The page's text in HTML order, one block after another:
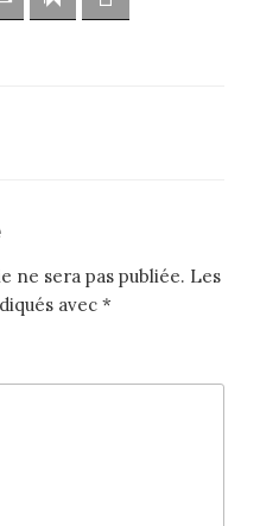
ne sera pas publiée. Les
avec *